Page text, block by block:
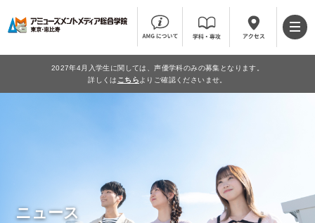
2027年4月入学生に関しては、声優学科のみの募集となります。
詳しくは こちら よりご確認くださいませ。
ニュース